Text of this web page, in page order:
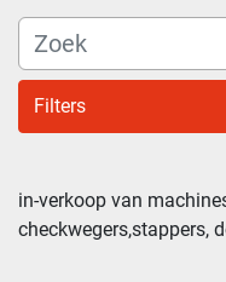
Filters
in-verkoop van
checkwegers,stappers,